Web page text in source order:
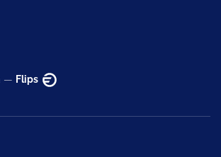
— Flips